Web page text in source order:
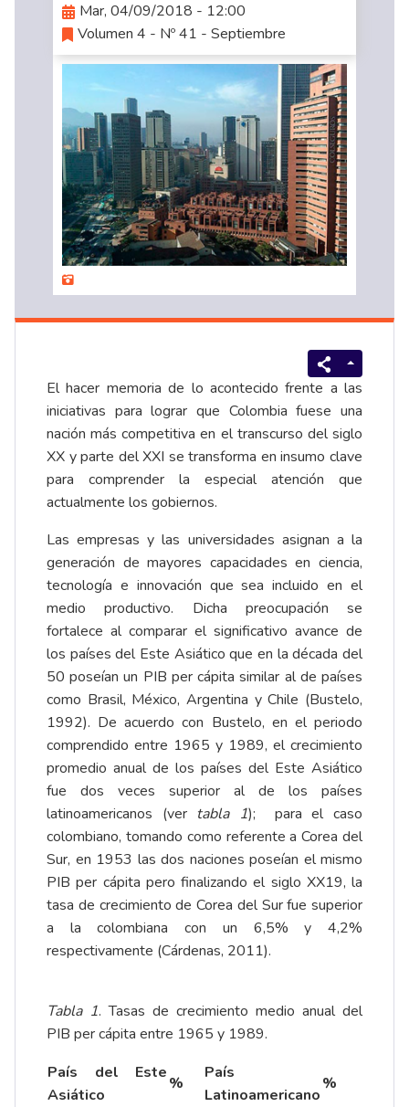
Mar, 04/09/2018 - 12:00
Volumen 4 - Nº 41 - Septiembre
El hacer memoria de lo acontecido frente a las
iniciativas para lograr que Colombia fuese una
nación más competitiva en el transcurso del siglo
XX y parte del XXI se transforma en insumo clave
para comprender la especial atención que
actualmente los gobiernos.
Las empresas y las universidades asignan a la
generación de mayores capacidades en ciencia,
tecnología e innovación que sea incluido en el
medio productivo. Dicha preocupación se
fortalece al comparar el significativo avance de
los países del Este Asiático que en la década del
50 poseían un PIB per cápita similar al de países
como Brasil, México, Argentina y Chile (Bustelo,
1992). De acuerdo con Bustelo, en el periodo
comprendido entre 1965 y 1989, el crecimiento
promedio anual de los países del Este Asiático
fue dos veces superior al de los países
latinoamericanos (ver tabla 1); para el caso
colombiano, tomando como referente a Corea del
Sur, en 1953 las dos naciones poseían el mismo
PIB per cápita pero finalizando el siglo XX19, la
tasa de crecimiento de Corea del Sur fue superior
a la colombiana con un 6,5% y 4,2%
respectivamente (Cárdenas, 2011).
Tabla 1. Tasas de crecimiento medio anual del
PIB per cápita entre 1965 y 1989.
País del Este
Asiático
%
País
Latinoamericano
%